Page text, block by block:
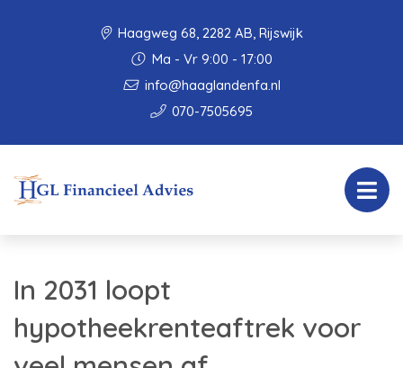
Haagweg 68, 2282 AB, Rijswijk
Ma - Vr 9:00 - 17:00
info@haaglandenfa.nl
070-7505695
In 2031 loopt
hypotheekrenteaftrek voor